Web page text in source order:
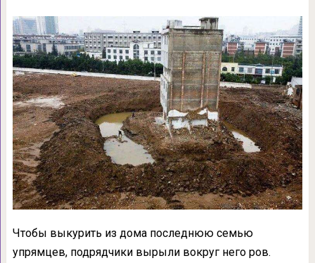
Чтобы выкурить из дома последнюю семью
упрямцев, подрядчики вырыли вокруг него ров.